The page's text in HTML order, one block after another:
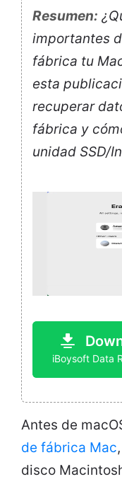
Resumen:
importantes
fábrica tu
esta
recuperar
fábrica y
unidad SSD/
iBoysoft Data
Antes de
de fábrica Mac
disco